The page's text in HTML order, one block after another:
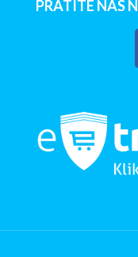
PRATITE NAS